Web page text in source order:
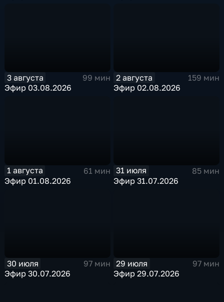
3 августа
99 мин
Эфир 03.08.2026
2 августа
159 мин
Эфир 02.08.2026
1 августа
61 мин
Эфир 01.08.2026
31 июля
85 мин
Эфир 31.07.2026
30 июля
97 мин
Эфир 30.07.2026
29 июля
97 мин
Эфир 29.07.2026